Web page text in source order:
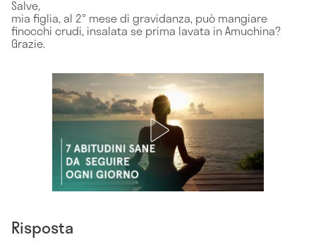
Salve,
mia figlia, al 2° mese di gravidanza, può mangiare
finocchi crudi, insalata se prima lavata in Amuchina?
Grazie.
Risposta